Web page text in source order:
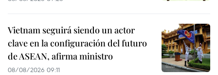
Vietnam seguirá siendo un actor
clave en la configuración del futuro
de ASEAN, afirma ministro
08/08/2026 09:11